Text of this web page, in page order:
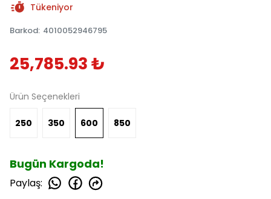
Tükeniyor
Barkod: 4010052946795
25,785.93 ₺
Ürün Seçenekleri
250 350 600 850
Bugün Kargoda!
Paylaş: